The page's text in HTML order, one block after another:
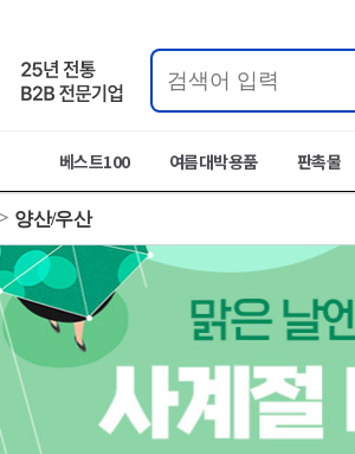
베스트100 여름대박용품 판촉물
양산/우산